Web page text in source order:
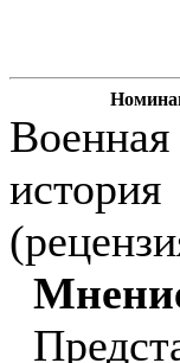
Военная
история